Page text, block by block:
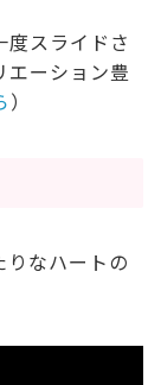
度スライドさ
エーション豊
）
りなハートの